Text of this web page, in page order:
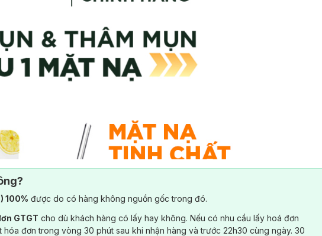
100% được do có hàng không nguồn gốc trong đó.
GTGT cho dù khách hàng có lấy hay không. Nếu có nhu cầu lấy hoá đơn
đơn trong vòng 30 phút sau khi nhận hàng và trước 22h30 cùng ngày. 30